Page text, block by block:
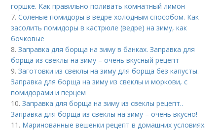
горшке. Как правильно поливать комнатный лимон
7.Соленые помидоры в ведре холодным способом. Как
засолить помидоры в кастрюле (ведре) на зиму, как
бочковые
8.Заправка для борща на зиму в банках. Заправка для
борща из свеклы на зиму – очень вкусный рецепт
9.Заготовки из свеклы на зиму для борща без капусты.
Заправка для борща на зиму из свеклы и моркови, с
помидорами и перцем
10.Заправка для борща на зиму из свеклы рецепт..
Заправка для борща из свеклы на зиму – очень вкусно!
11. Маринованные вешенки рецепт в домашних условиях.